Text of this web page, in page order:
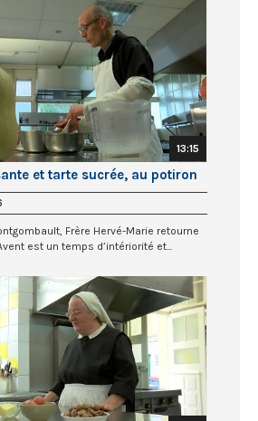
13:15
et tarte sucrée, au potiron
Frère Hervé-Marie retourne
est un temps d’intériorité et...